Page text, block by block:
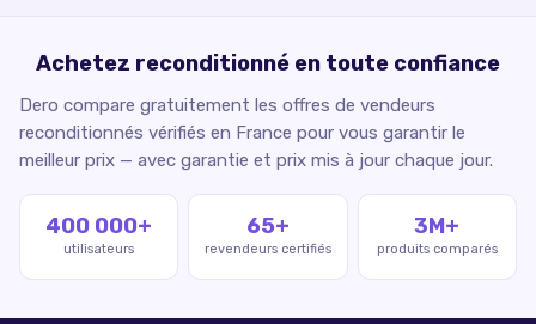
Achetez reconditionné en toute confiance
Dero compare gratuitement les offres de vendeurs
reconditionnés vérifiés en France pour vous garantir le
meilleur prix — avec garantie et prix mis à jour chaque jour.
400 000+
utilisateurs
65+
revendeurs certifiés
3M+
produits comparés